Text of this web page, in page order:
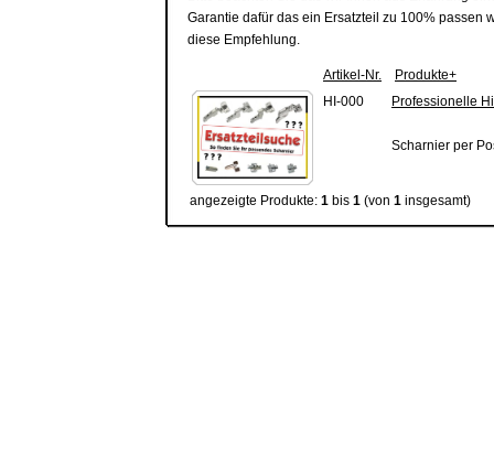
Garantie dafür das ein Ersatzteil zu 100% passen
diese Empfehlung.
Artikel-Nr.
Produkte+
HI-000
Professionelle
Scharnier per
angezeigte Produkte: 1 bis 1 (von 1 insgesamt)